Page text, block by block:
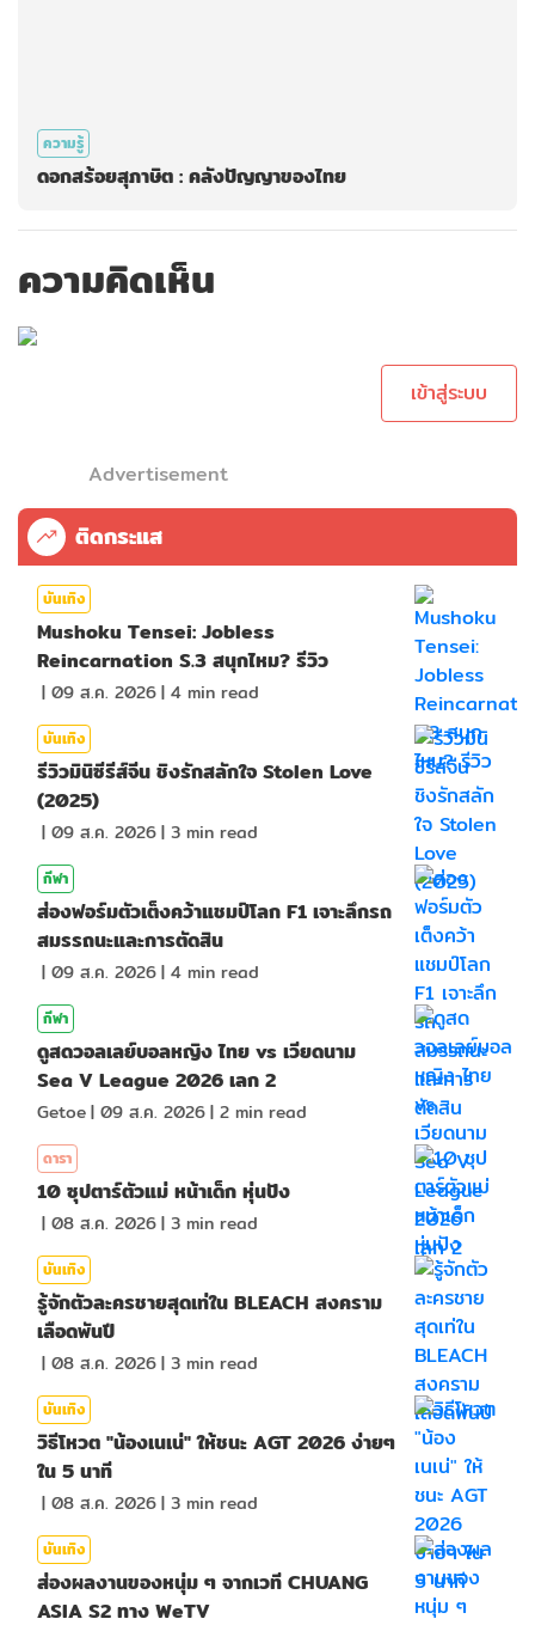
ความรู้
ดอกสร้อยสุภาษิต : คลังปัญญาของไทย
ความคิดเห็นกรุณาเข้าสู่ระบบ
เข้าสู่ระบบ
Advertisement
ติดกระแส
บันเทิง
Mushoku Tensei: Jobless
Reincarnation S.3 สนุกไหม? รีวิว
| 09 ส.ค. 2026| 4 min read
บันเทิง
รีวิวมินิซีรีส์จีน ชิงรักสลักใจ Stolen Love
(2025)
| 09 ส.ค. 2026| 3 min read
กีฬา
ส่องฟอร์มตัวเต็งคว้าแชมป์โลก F1 เจาะลึกรถ
สมรรถนะและการตัดสิน
| 09 ส.ค. 2026| 4 min read
กีฬา
ดูสดวอลเลย์บอลหญิง ไทย vs เวียดนาม
Sea V League 2026 เลก 2
Getoe| 09 ส.ค. 2026| 2 min read
ดารา
10 ซุปตาร์ตัวแม่ หน้าเด็ก หุ่นปัง
| 08 ส.ค. 2026| 3 min read
บันเทิง
รู้จักตัวละครชายสุดเท่ใน BLEACH สงคราม
เลือดพันปี
| 08 ส.ค. 2026| 3 min read
บันเทิง
วิธีโหวต "น้องเนเน่" ให้ชนะ AGT 2026 ง่ายๆ
ใน 5 นาที
| 08 ส.ค. 2026| 3 min read
บันเทิง
ส่องผลงานของหนุ่ม ๆ จากเวที CHUANG
ASIA S2 ทาง WeTV